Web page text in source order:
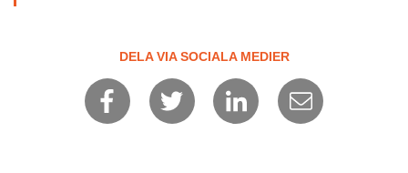
DELA VIA SOCIALA MEDIER